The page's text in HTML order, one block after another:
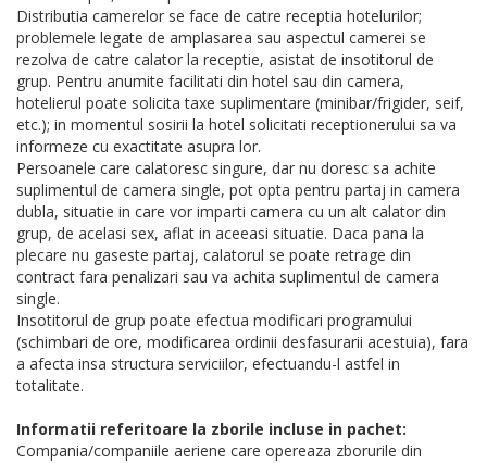
Distributia camerelor se face de catre receptia hotelurilor;
problemele legate de amplasarea sau aspectul camerei se
rezolva de catre calator la receptie, asistat de insotitorul de
grup. Pentru anumite facilitati din hotel sau din camera,
hotelierul poate solicita taxe suplimentare (minibar/frigider, seif,
etc.); in momentul sosirii la hotel solicitati receptionerului sa va
informeze cu exactitate asupra lor.
Persoanele care calatoresc singure, dar nu doresc sa achite
suplimentul de camera single, pot opta pentru partaj in camera
dubla, situatie in care vor imparti camera cu un alt calator din
grup, de acelasi sex, aflat in aceeasi situatie. Daca pana la
plecare nu gaseste partaj, calatorul se poate retrage din
contract fara penalizari sau va achita suplimentul de camera
single.
Insotitorul de grup poate efectua modificari programului
(schimbari de ore, modificarea ordinii desfasurarii acestuia), fara
a afecta insa structura serviciilor, efectuandu-l astfel in
totalitate.
Informatii referitoare la zborile incluse in pachet:
Compania/companiile aeriene care opereaza zborurile din